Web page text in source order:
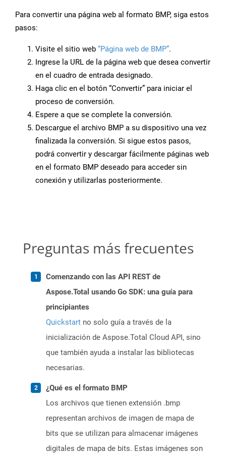
Para convertir una página web al formato BMP, siga estos
pasos:
Visite el sitio web “Página web de BMP”.
Ingrese la URL de la página web que desea convertir
en el cuadro de entrada designado.
Haga clic en el botón “Convertir” para iniciar el
proceso de conversión.
Espere a que se complete la conversión.
Descargue el archivo BMP a su dispositivo una vez
finalizada la conversión. Si sigue estos pasos,
podrá convertir y descargar fácilmente páginas web
en el formato BMP deseado para acceder sin
conexión y utilizarlas posteriormente.
Preguntas más frecuentes
Comenzando con las API REST de
Aspose.Total usando Go SDK: una guía para
principiantes
Quickstart no solo guía a través de la
inicialización de Aspose.Total Cloud API, sino
que también ayuda a instalar las bibliotecas
necesarias.
¿Qué es el formato BMP
Los archivos que tienen extensión .bmp
representan archivos de imagen de mapa de
bits que se utilizan para almacenar imágenes
digitales de mapa de bits. Estas imágenes son